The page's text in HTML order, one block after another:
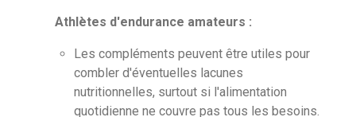
Athlètes d'endurance amateurs :
Les compléments peuvent être utiles pour
combler d'éventuelles lacunes
nutritionnelles, surtout si l'alimentation
quotidienne ne couvre pas tous les besoins.